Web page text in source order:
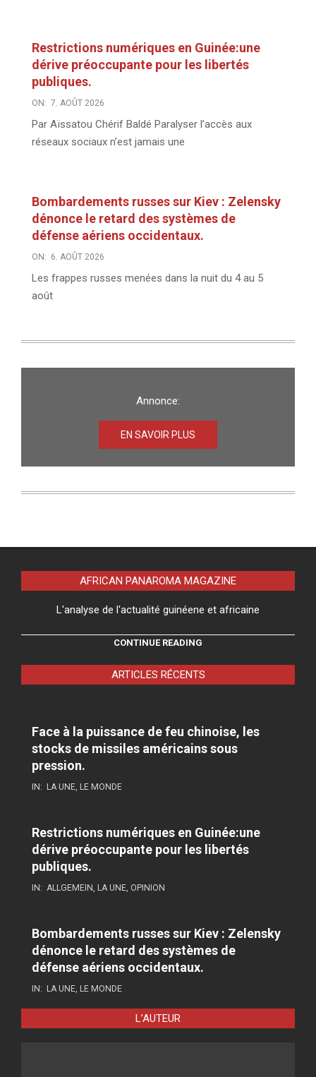
Restrictions numériques en Guinée:une
dérive préoccupante pour les libertés
publiques.
ON: 7. AOÛT 2026
Par Aïssatou Chérif Baldé Paralyser l’accès aux
réseaux sociaux n’est jamais une
Bombardements russes sur Kiev : Zelensky
dénonce le retard des systèmes de
défense aériens occidentaux.
ON: 6. AOÛT 2026
Les frappes russes menées dans la nuit du 4 au 5
août
Annonce:
EN SAVOIR PLUS
AFRICAN PANAROMA MAGAZINE
L'analyse de l'actualité guinéene et africaine
CONTINUE READING
ARTICLES RÉCENTS
Face à la puissance de feu chinoise, les
stocks de missiles américains sous
pression.
IN: LA UNE, LE MONDE
Restrictions numériques en Guinée:une
dérive préoccupante pour les libertés
publiques.
IN: ALLGEMEIN, LA UNE, OPINION
Bombardements russes sur Kiev : Zelensky
dénonce le retard des systèmes de
défense aériens occidentaux.
IN: LA UNE, LE MONDE
L’AUTEUR